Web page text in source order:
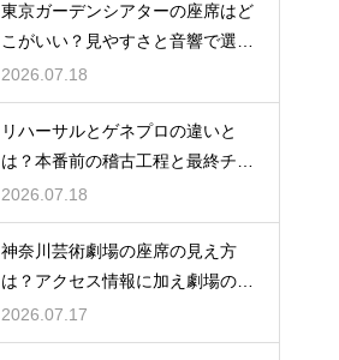
東京ガーデンシアターの座席はど
こがいい？見やすさと音響で選ぶ
おすすめのポジション
2026.07.18
リハーサルとゲネプロの違いと
は？本番前の稽古工程と最終チェ
ックの意味を解説
2026.07.18
神奈川芸術劇場の座席の見え方
は？アクセス情報に加え劇場の魅
力を徹底解説
2026.07.17